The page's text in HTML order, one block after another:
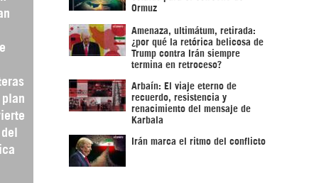
plan
Ormuz
Amenaza, ultimátum, retirada:
¿por qué la retórica belicosa de
Trump contra Irán siempre
termina en retroceso?
Arbaín: El viaje eterno de
recuerdo, resistencia y
renacimiento del mensaje de
Karbala
Irán marca el ritmo del conflicto